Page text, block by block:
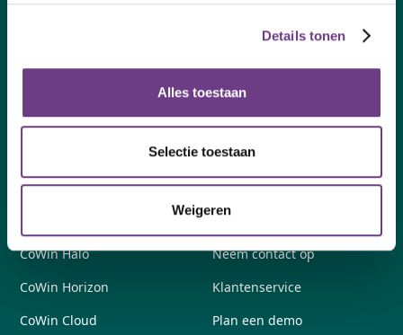
Details tonen
Alles toestaan
Selectie toestaan
Weigeren
By subscribing you agree to with ourPrivacy Policy
CoWin Halo
CoWin Horizon
CoWin Cloud
Contact met Recornect
Neem contact op
Klantenservice
Plan een demo